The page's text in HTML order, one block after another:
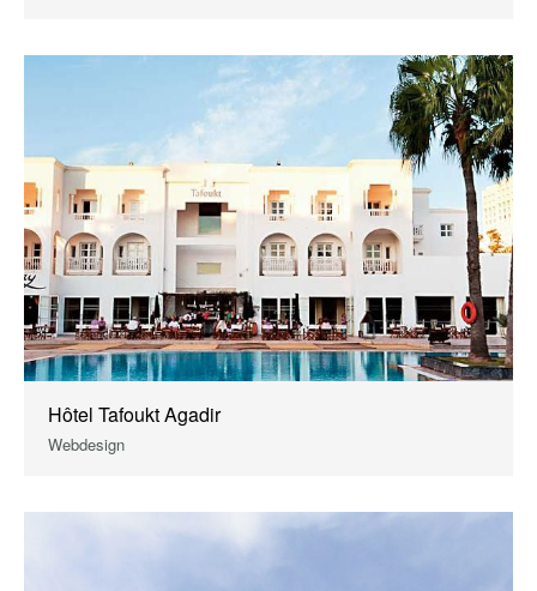
Hôtel Tafoukt Agadir
Webdesign